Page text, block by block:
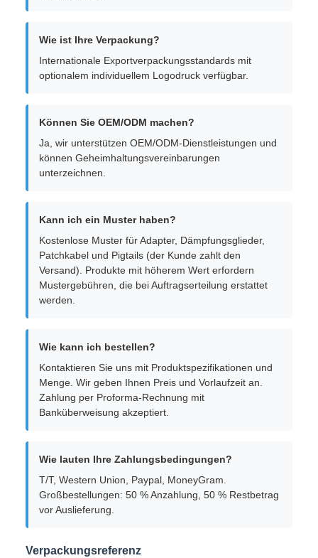
Wie ist Ihre Verpackung?
Internationale Exportverpackungsstandards mit
optionalem individuellem Logodruck verfügbar.
Können Sie OEM/ODM machen?
Ja, wir unterstützen OEM/ODM-Dienstleistungen und
können Geheimhaltungsvereinbarungen
unterzeichnen.
Kann ich ein Muster haben?
Kostenlose Muster für Adapter, Dämpfungsglieder,
Patchkabel und Pigtails (der Kunde zahlt den
Versand). Produkte mit höherem Wert erfordern
Mustergebühren, die bei Auftragserteilung erstattet
werden.
Wie kann ich bestellen?
Kontaktieren Sie uns mit Produktspezifikationen und
Menge. Wir geben Ihnen Preis und Vorlaufzeit an.
Zahlung per Proforma-Rechnung mit
Banküberweisung akzeptiert.
Wie lauten Ihre Zahlungsbedingungen?
T/T, Western Union, Paypal, MoneyGram.
Großbestellungen: 50 % Anzahlung, 50 % Restbetrag
vor Auslieferung.
Verpackungsreferenz